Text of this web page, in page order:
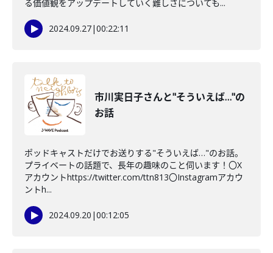
る価値観をアップデートしていく難しさについても...
2024.09.27|00:22:11
市川実日子さんと"そういえば…"の
お話
ポッドキャストだけでお送りする"そういえば…"のお話。
プライベートの話題で、長年の趣味のこと伺います！〇X
アカウントhttps://twitter.com/ttn813〇Instagramアカウ
ントh...
2024.09.20 |00:12:05